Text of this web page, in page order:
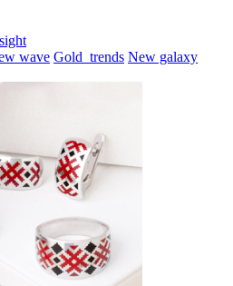
wave Gold_trends New galaxy